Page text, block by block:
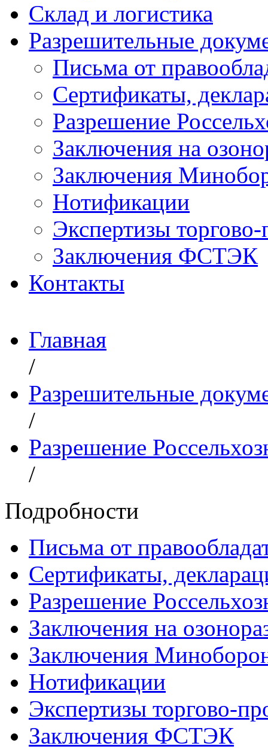
Склад и логистика
Разрешительные
Письма от
Сертификаты,
Разрешение
Заключения на
Заключения
Нотификации
Экспертизы
Заключения ФСТЭК
Контакты
Главная
/
Разрешительные
/
Разрешение
/
Подробности
Письма от
Сертификаты,
Разрешение
Заключения на
Заключения
Нотификации
Экспертизы торгово-
Заключения ФСТЭК